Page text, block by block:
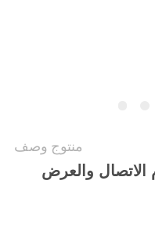
منتوج وصف
الاتصال والعرض